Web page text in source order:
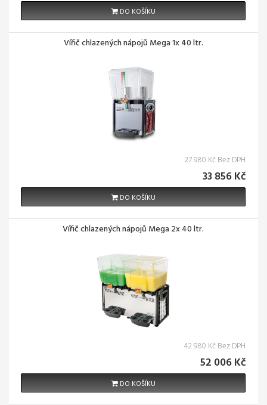
DO KOŠÍKU
Vířič chlazených nápojů Mega 1x 40 ltr.
27 980 Kč Bez DPH
33 856 Kč
DO KOŠÍKU
Vířič chlazených nápojů Mega 2x 40 ltr.
42 980 Kč Bez DPH
52 006 Kč
DO KOŠÍKU